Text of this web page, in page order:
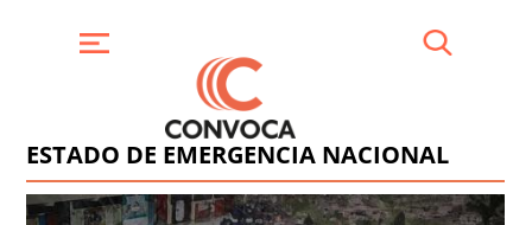
ESTADO DE EMERGENCIA NACIONAL